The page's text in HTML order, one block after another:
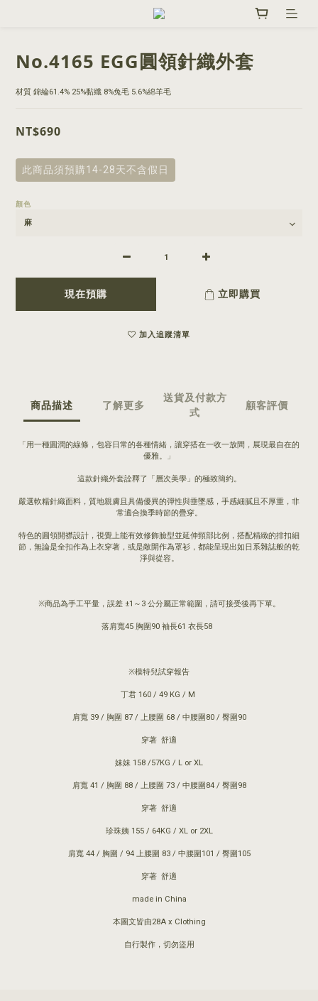
No.4165 EGG圓領針織外套
材質 錦綸61.4% 25%黏纖 8%兔毛 5.6%綿羊毛
NT$690
此商品須預購14-28天不含假日
顏色
現在預購 立即購買
加入追蹤清單
商品描述 了解更多
送貨及付款方
式
顧客評價
「用一種圓潤的線條，包容日常的各種情緒，讓穿搭在一收一放間，展現最自在的
優雅。」
這款針織外套詮釋了「層次美學」的極致簡約。
嚴選軟糯針織面料，質地親膚且具備優異的彈性與垂墜感，手感細膩且不厚重，非
常適合換季時節的疊穿。
特色的圓領開襟設計，視覺上能有效修飾臉型並延伸頸部比例，搭配精緻的排扣細
節，無論是全扣作為上衣穿著，或是敞開作為罩衫，都能呈現出如日系雜誌般的乾
淨與從容。
※商品為手工平量，誤差 ±1～3 公分屬正常範圍，請可接受後再下單。
落肩寬45 胸圍90 袖長61 衣長58
※模特兒試穿報告
丁君 160 / 49 KG / M
肩寬 39 / 胸圍 87 / 上腰圍 68 / 中腰圍80 / 臀圍90
穿著 舒適
妹妹 158 /57KG / L or XL
肩寬 41 / 胸圍 88 / 上腰圍 73 / 中腰圍84 / 臀圍98
穿著 舒適
珍珠姨 155 / 64KG / XL or 2XL
肩寬 44 / 胸圍 / 94 上腰圍 83 / 中腰圍101 / 臀圍105
穿著 舒適
made in China
本圖文皆由28A x Clothing
自行製作，切勿盜用